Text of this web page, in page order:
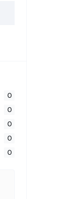
0
0
0
0
0